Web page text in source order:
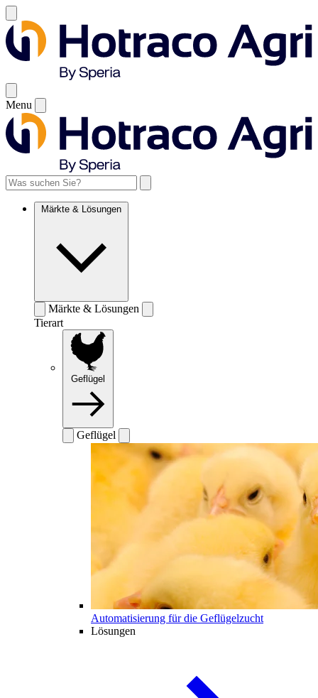
Menu
Märkte & Lösungen
Märkte & Lösungen
Tierart
Geflügel
Geflügel
Automatisierung für die Geflügelzucht
Lösungen